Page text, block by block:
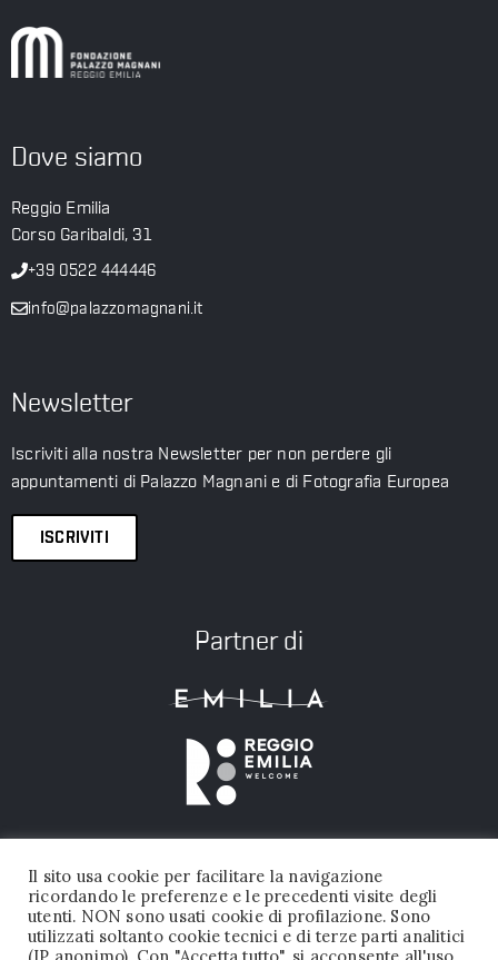
Dove siamo
Reggio Emilia
Corso Garibaldi, 31
+39 0522 444446
info@palazzomagnani.it
Newsletter
Iscriviti alla nostra Newsletter per non perdere gli
appuntamenti di Palazzo Magnani e di Fotografia Europea
ISCRIVITI
Partner di
Il sito usa cookie per facilitare la navigazione
ricordando le preferenze e le precedenti visite degli
utenti. NON sono usati cookie di profilazione. Sono
utilizzati soltanto cookie tecnici e di terze parti analitici